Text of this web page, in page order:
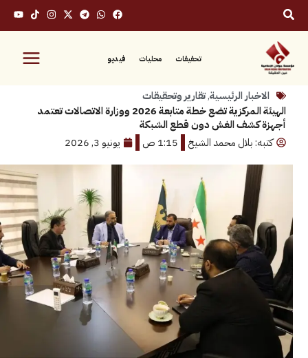
محليات فيديو
الرئيسية,تقارير وتحقيقات
الهيئة المركزية تضع خطة متابعة 2026 ووزارة الاتصالات تعتمد
الغش دون قطع الشبكة
بلال محمد الشيخ
1:15 ص يونيو 3, 2026